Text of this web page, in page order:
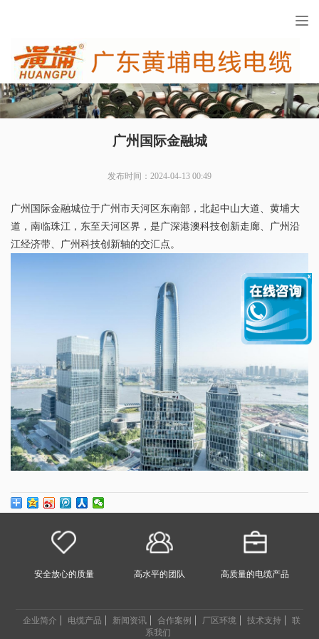
广州国际金融城
发布时间：2024-04-13 00:49
广州国际金融城位于广州市天河区东南部，北起中山大道、黄埔大
道，南临珠江，东至天河区界，是广深港澳科技创新走廊、广州沿
江经济带、广州科技创新轴的交汇点。
安全放心的质量 高水平的团队 高质量的电缆产品
企业简介 电缆产品 新闻资讯 合作案例 厂区环境 技术支持
联
系我们